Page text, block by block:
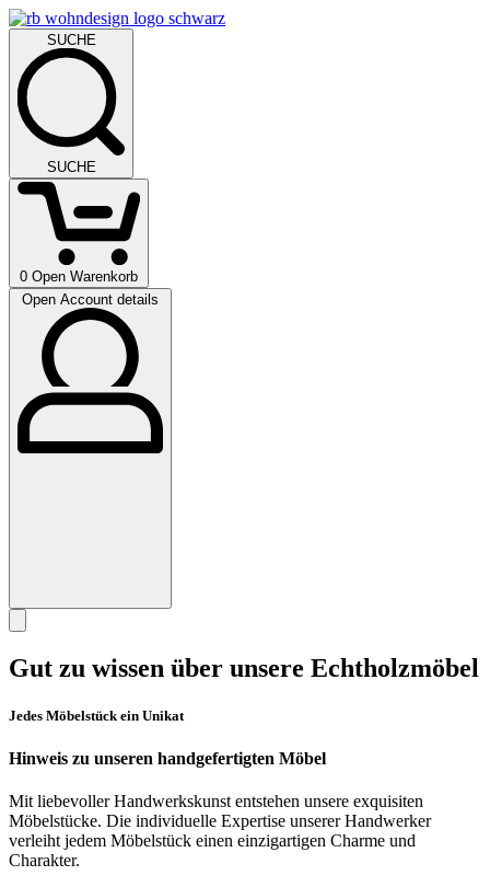
SUCHE
SUCHE
0 Open Warenkorb
Open Account details
Gut zu wissen über unsere Echtholzmöbel
Jedes Möbelstück ein Unikat
Hinweis zu unseren handgefertigten Möbel
Mit liebevoller Handwerkskunst entstehen unsere exquisiten
Möbelstücke. Die individuelle Expertise unserer Handwerker
verleiht jedem Möbelstück einen einzigartigen Charme und
Charakter.